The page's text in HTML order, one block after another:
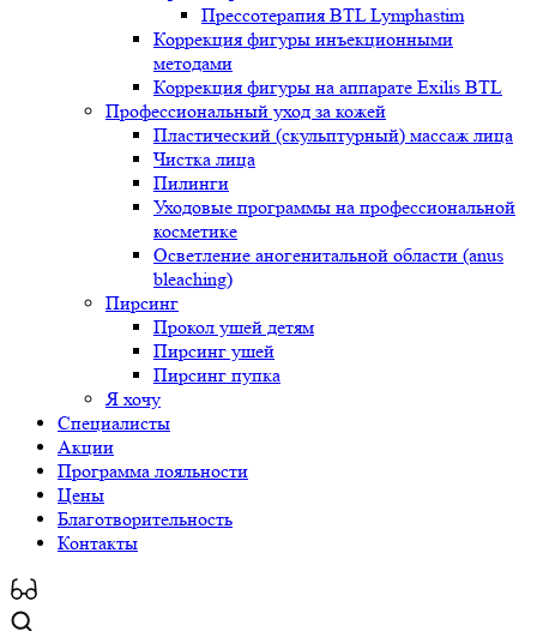
Прессотерапия BTL Lymphastim
Коррекция фигуры инъекционными
методами
Коррекция фигуры на аппарате Exilis BTL
Профессиональный уход за кожей
Пластический (скульптурный) массаж лица
Чистка лица
Пилинги
Уходовые программы на профессиональной
косметике
Осветление аногенитальной области (anus
bleaching)
Пирсинг
Прокол ушей детям
Пирсинг ушей
Пирсинг пупка
Я хочу
Специалисты
Акции
Программа лояльности
Цены
Благотворительность
Контакты